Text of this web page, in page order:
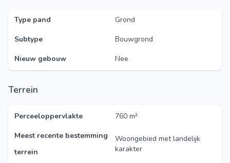
Type pand
Grond
Subtype
Bouwgrond
Nieuw gebouw
Nee
Terrein
Perceeloppervlakte
760 m²
Meest recente bestemming
terrein
Woongebied met landelijk
karakter